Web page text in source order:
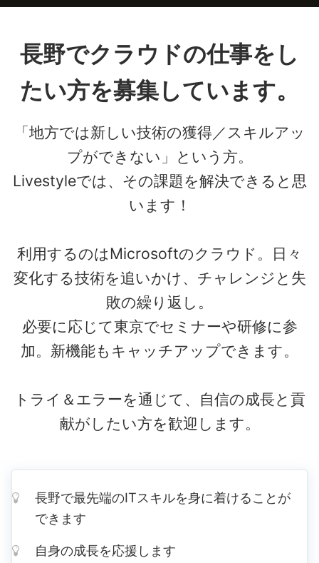
長野でクラウドの仕事をし
たい方を募集しています。
「地方では新しい技術の獲得／スキルアッ
プができない」という方。
Livestyleでは、その課題を解決できると思
います！
利用するのはMicrosoftのクラウド。日々
変化する技術を追いかけ、チャレンジと失
敗の繰り返し。
必要に応じて東京でセミナーや研修に参
加。新機能もキャッチアップできます。
トライ＆エラーを通じて、自信の成長と貢
献がしたい方を歓迎します。
長野で最先端のITスキルを身に着けることが
できます
自身の成長を応援します